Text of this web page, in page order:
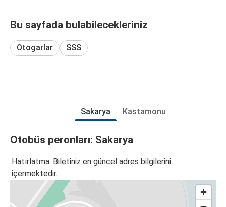
Bu sayfada bulabilecekleriniz
Otogarlar SSS
Sakarya Kastamonu
Otobüs peronları: Sakarya
Hatırlatma: Biletiniz en güncel adres bilgilerini
içermektedir.